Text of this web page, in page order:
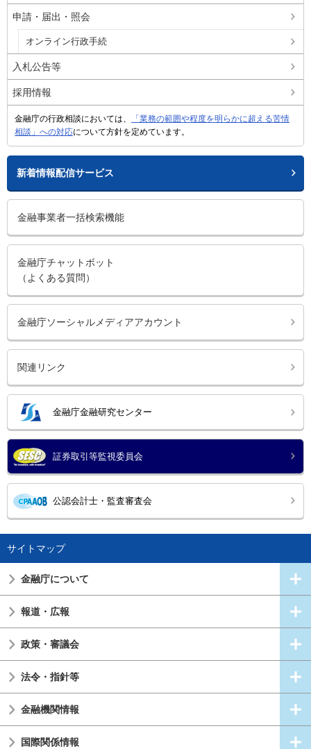
申請・届出・照会
オンライン行政手続
入札公告等
採用情報
金融庁の行政相談においては、
「業務の範囲や程度を明らかに超える苦情
相談」への対応について方針を定めています。
新着情報配信サービス
金融事業者一括検索機能
金融庁チャットボット
（よくある質問）
金融庁ソーシャルメディアアカウント
関連リンク
金融庁金融研究センター
証券取引等監視委員会
公認会計士・監査審査会
サイトマップ
金融庁について
報道・広報
政策・審議会
法令・指針等
金融機関情報
国際関係情報